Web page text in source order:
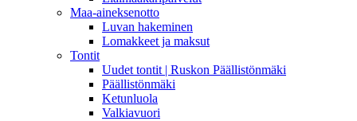
Maa-aineksenotto
Luvan hakeminen
Lomakkeet ja maksut
Tontit
Uudet tontit | Ruskon Päällistönmäki
Päällistönmäki
Ketunluola
Valkiavuori